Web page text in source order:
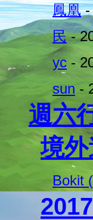
鳳凰-
民-
yc -
sun -
週六
境
Bokit